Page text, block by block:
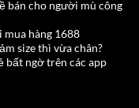
bán cho người mù công
mua hàng 1688
size thì vừa chân?
bất ngờ trên các app